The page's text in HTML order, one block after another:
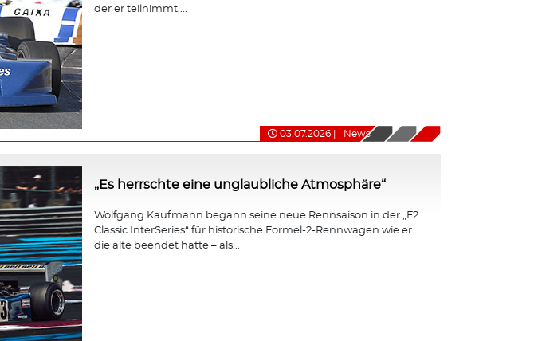
der er teilnimmt,...
03.07.2026 News
„Es herrschte eine unglaubliche Atmosphäre“
Wolfgang Kaufmann begann seine neue Rennsaison in der „F2
Classic InterSeries“ für historische Formel-2-Rennwagen wie er
die alte beendet hatte – als...